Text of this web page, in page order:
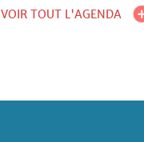
VOIR TOUT L'AGENDA